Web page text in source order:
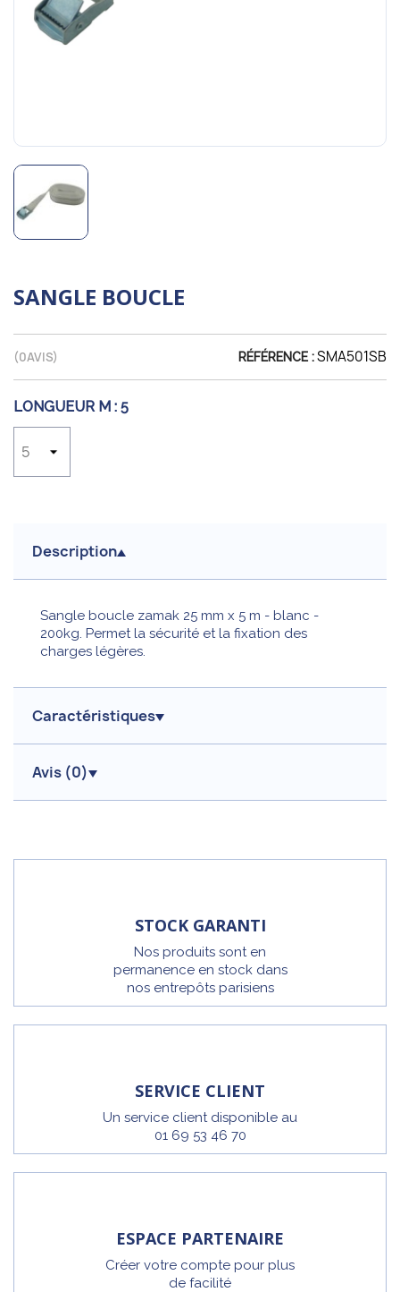
SANGLE BOUCLE
(0AVIS) RÉFÉRENCE :SMA501SB
LONGUEUR M : 5
Description
Sangle boucle zamak 25 mm x 5 m - blanc -
200kg. Permet la sécurité et la fixation des
charges légères.
Caractéristiques
Avis (0)
STOCK GARANTI
Nos produits sont en
permanence en stock dans
nos entrepôts parisiens
SERVICE CLIENT
Un service client disponible au
01 69 53 46 70
ESPACE PARTENAIRE
Créer votre compte pour plus
de facilité